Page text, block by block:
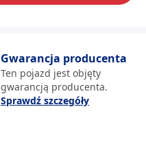
Gwarancja producenta
Ten pojazd jest objęty
gwarancją producenta.
Sprawdź szczegóły